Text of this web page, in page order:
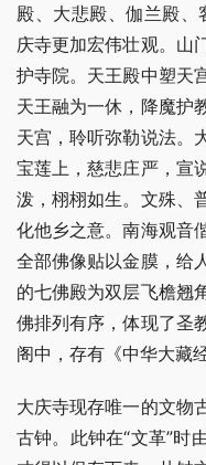
殿、大悲殿、伽兰殿
庆寺更加宏伟壮观。山
护寺院。天王殿中塑天
天王融为一休，降魔护
天宫，聆听弥勒说法。
宝莲上，慈悲庄严，宣
泼，栩栩如生。文殊、
化他乡之意。南海观音
全部佛像贴以金膜，给
的七佛殿为双层飞檐翘
佛排列有序，体现了圣
阁中，存有《中华大藏
大庆寺现存唯一的文物
古钟。此钟在“文革”时